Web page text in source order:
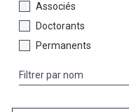
Associés
Doctorants
Permanents